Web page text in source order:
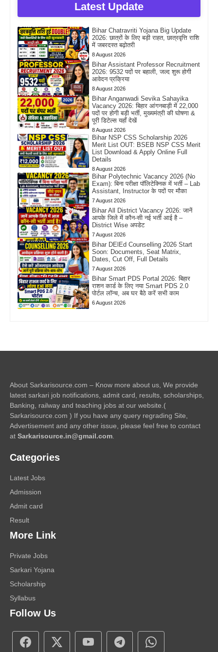
Latest Update
Bihar Chatravriti Yojana Big Update
2026: छात्रों के लिए बड़ी राहत, छात्रवृत्ति राशि
में जबरदस्त बढ़ोतरी
8 August 2026
Bihar Assistant Professor Recruitment
2026: 9532 पदों पर बहाली, जल्द शुरू होगी
आवेदन प्रक्रिया
8 August 2026
Bihar Anganwadi Sevika Sahayika
Vacancy 2026: बिहार आंगनबाड़ी में 22,000
पदों पर होगी बड़ी भर्ती, मुख्यमंत्री की घोषणा &
पूरी डिटेल्स यहाँ देखें
8 August 2026
Bihar NSP CSS Scholarship 2026
Merit List OUT: BSEB NSP CSS Merit
List Download & Apply Online Full
Details
8 August 2026
Bihar Polytechnic Vacancy 2026 (No
Exam): बिना परीक्षा पॉलिटेक्निक में भर्ती – Lab
Assistant, Instructor के पदों पर मौका
7 August 2026
Bihar All District Vacancy 2026: जानें
आपके जिले में कौन-सी नई भर्ती आई है –
District Wise अपडेट
7 August 2026
Bihar DElEd Counselling 2026 Start
Soon: Documents, Seat Matrix,
Dates, Cut Off, Full Details
7 August 2026
Bihar Smart PDS Portal 2026: बिहार
राशन कार्ड के लिए नया Smart PDS 2.0
पोर्टल लॉन्च, अब घर बैठे करें सभी काम
6 August 2026
About Sarkarisource.com – Know more about us, We provide
latest sarkari job notifications, admit card, results, scholarships,
Banking, railway and teaching jobs at our website.(
Sarkarisource.com ) If you have any query regrading Site,
Advertisement and any other issue, please feel free to contact
at Sarkarisource.in@gmail.com
Categories
Latest Jobs
Admission
Admit card
Result
More Link
Private Jobs
Sarkari Yojana
Scholarship
Syllabus
Follow Us